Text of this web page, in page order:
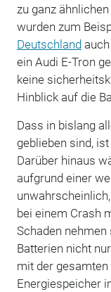
zu ganz
wurden zum
Deutschland
ein Audi E-Tron
keine
Hinblick auf die
Dass in bislang
geblieben sind,
Darüber hinaus
aufgrund einer
bei einem Crash
Schaden
Batterien nicht
mit der
Energiespeicher